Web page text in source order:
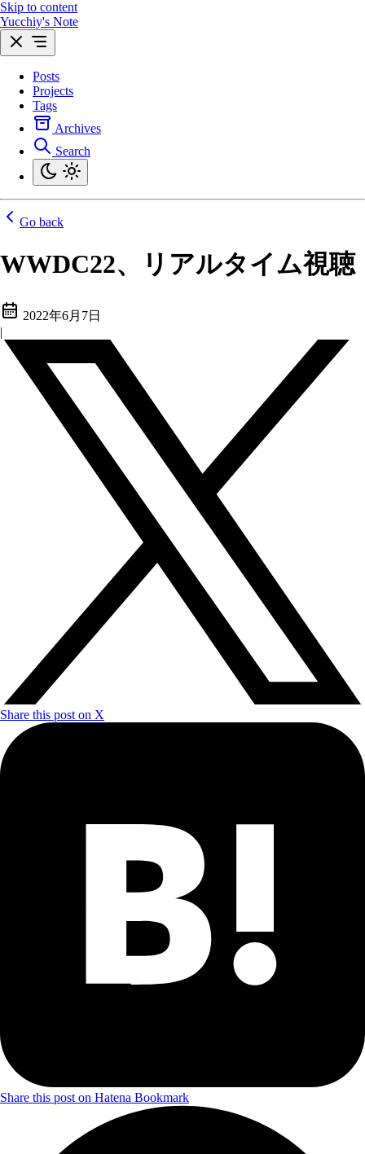
Skip to content
Yucchiy's Note
Posts
Projects
Tags
Archives
Search
Go back
WWDC22、リアルタイム視聴
2022年6月7日
|
Share this post on X
Share this post on Hatena Bookmark